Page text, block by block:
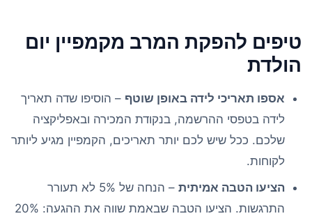
טיפים להפקת המרב מקמפיין יום
הולדת
אספו תאריכי לידה באופן שוטף – הוסיפו שדה תאריך
לידה בטפסי ההרשמה, בנקודת המכירה ובאפליקציה
שלכם. ככל שיש לכם יותר תאריכים, הקמפיין מגיע ליותר
לקוחות.
הציעו הטבה אמיתית
– הנחה של 5% לא תעורר
התרגשות. הציעו הטבה שבאמת שווה את ההגעה: 20%